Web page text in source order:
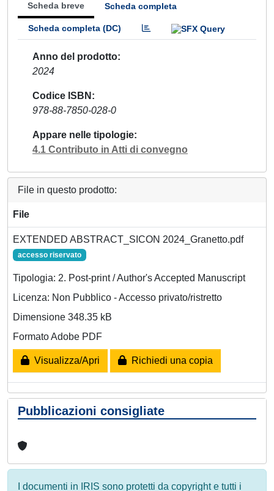
Scheda breve Scheda completa
Scheda completa (DC)
Anno del prodotto
2024
Codice ISBN
978-88-7850-028-0
Appare nelle tipologie
4.1 Contributo in Atti di convegno
File in questo prodotto:
File
EXTENDED ABSTRACT_SICON 2024_Granetto.pdf
accesso riservato
Tipologia: 2. Post-print / Author's Accepted Manuscript
Licenza: Non Pubblico - Accesso privato/ristretto
Dimensione 348.35 kB
Formato Adobe PDF
Visualizza/Apri Richiedi una copia
Pubblicazioni consigliate
I documenti in IRIS sono protetti da copyright e tutti i